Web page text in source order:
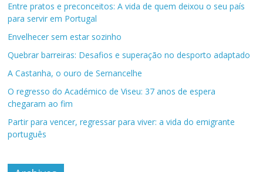
Entre pratos e preconceitos: A vida de quem deixou o seu país
para servir em Portugal
Envelhecer sem estar sozinho
Quebrar barreiras: Desafios e superação no desporto adaptado
A Castanha, o ouro de Sernancelhe
O regresso do Académico de Viseu: 37 anos de espera
chegaram ao fim
Partir para vencer, regressar para viver: a vida do emigrante
português